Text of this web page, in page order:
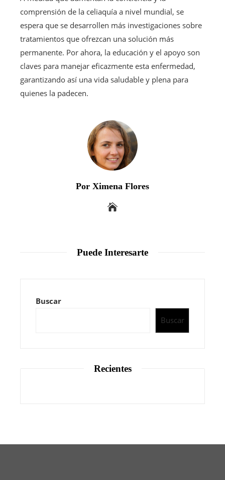
comprensión de la celiaquía a nivel mundial, se
espera que se desarrollen más investigaciones sobre
tratamientos que ofrezcan una solución más
permanente. Por ahora, la educación y el apoyo son
claves para manejar eficazmente esta enfermedad,
garantizando así una vida saludable y plena para
quienes la padecen.
Por Ximena Flores
Puede Interesarte
Buscar
Buscar
Recientes